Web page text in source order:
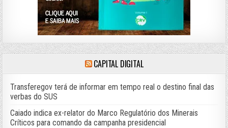
CAPITAL DIGITAL
Transferegov terá de informar em tempo real o destino final das
verbas do SUS
Caiado indica ex-relator do Marco Regulatório dos Minerais
Críticos para comando da campanha presidencial